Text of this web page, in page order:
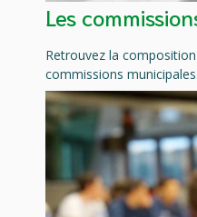
Les
Retrouvez la
commissions municipales.